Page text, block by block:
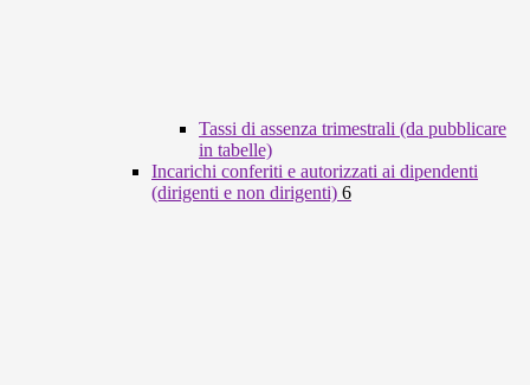
Tassi di assenza trimestrali (da pubblicare
in tabelle)
Incarichi conferiti e autorizzati ai dipendenti
(dirigenti e non dirigenti) 6